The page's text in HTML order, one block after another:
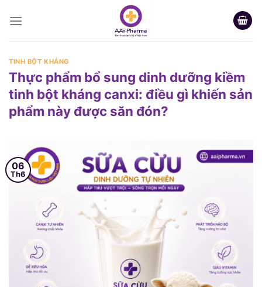
TINH BỘT KHÁNG
Thực phẩm bổ sung dinh dưỡng kiềm
tinh bột kháng canxi: điều gì khiến sản
phẩm này được săn đón?
06
Th6